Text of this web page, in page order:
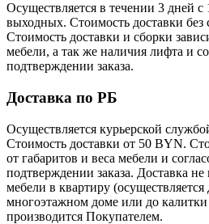
Осуществляется в течении 3 дней с
выходных. Стоимость доставки без
Стоимость доставки и сборки
мебели, а так же наличия лифта и
подтверждении заказа.
Доставка по РБ
Осуществляется курьерской
Стоимость доставки от 50 BYN.
от габаритов и веса мебели и
подтверждении заказа. Доставка не
мебели в квартиру (осуществляется
многоэтажном доме или до
производится Покупателем.